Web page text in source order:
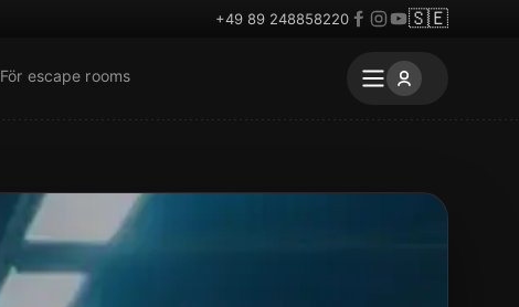
+49 89 248858220 🇸🇪
För escape rooms